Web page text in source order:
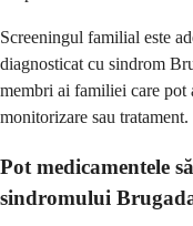
Screeningul familial este
diagnosticat cu sindrom
membri ai familiei care pot
monitorizare sau tratament.
Pot medicamentele
sindromului